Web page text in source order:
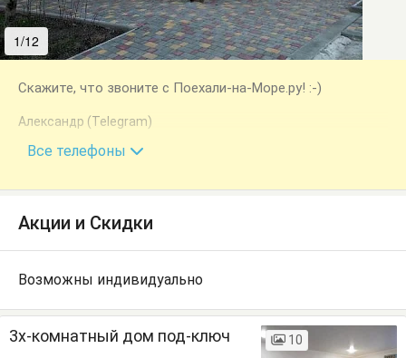
1/12
Скажите, что звоните с Поехали-на-Море.ру! :-)
Александр (Telegram)
+7 (978) 860-20-69
Все телефоны
Акции и Скидки
Возможны индивидуально
3х-комнатный дом под-ключ 10